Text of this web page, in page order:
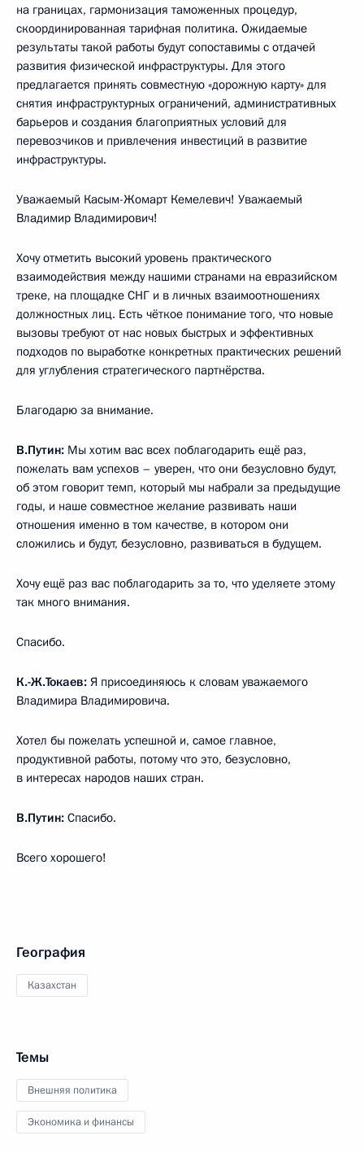
на границах, гармонизация таможенных процедур,
скоординированная тарифная политика. Ожидаемые
результаты такой работы будут сопоставимы с отдачей
развития физической инфраструктуры. Для этого
предлагается принять совместную «дорожную карту» для
снятия инфраструктурных ограничений, административных
барьеров и создания благоприятных условий для
перевозчиков и привлечения инвестиций в развитие
инфраструктуры.
Уважаемый Касым-Жомарт Кемелевич! Уважаемый
Владимир Владимирович!
Хочу отметить высокий уровень практического
взаимодействия между нашими странами на евразийском
треке, на площадке СНГ и в личных взаимоотношениях
должностных лиц. Есть чёткое понимание того, что новые
вызовы требуют от нас новых быстрых и эффективных
подходов по выработке конкретных практических решений
для углубления стратегического партнёрства.
Благодарю за внимание.
В.Путин: Мы хотим вас всех поблагодарить ещё раз,
пожелать вам успехов – уверен, что они безусловно будут,
об этом говорит темп, который мы набрали за предыдущие
годы, и наше совместное желание развивать наши
отношения именно в том качестве, в котором они
сложились и будут, безусловно, развиваться в будущем.
Хочу ещё раз вас поблагодарить за то, что уделяете этому
так много внимания.
Спасибо.
К.-Ж.Токаев: Я присоединяюсь к словам уважаемого
Владимира Владимировича.
Хотел бы пожелать успешной и, самое главное,
продуктивной работы, потому что это, безусловно,
в интересах народов наших стран.
В.Путин: Спасибо.
Всего хорошего!
География
Казахстан
Темы
Внешняя политика
Экономика и финансы